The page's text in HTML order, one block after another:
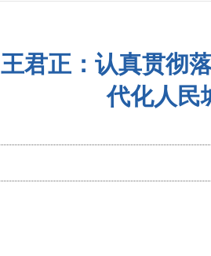
王君正：认真贯彻
代化人民